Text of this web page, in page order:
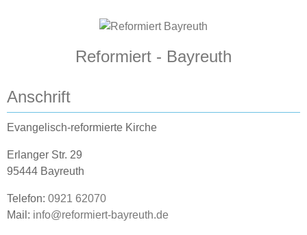
Reformiert - Bayreuth
Anschrift
Evangelisch-reformierte Kirche
Erlanger Str. 29
95444 Bayreuth
Telefon: 0921 62070
Mail: info@reformiert-bayreuth.de